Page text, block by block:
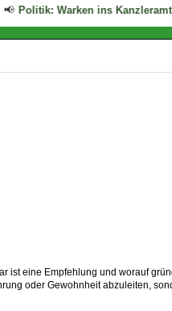
Politik: Warken ins Kanzleramt,
ist eine Empfehlung und worauf
oder Gewohnheit abzuleiten,